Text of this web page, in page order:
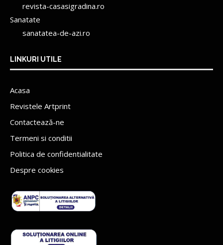
revista-casasigradina.ro
Sanatate
sanatatea-de-azi.ro
LINKURI UTILE
Acasa
Revistele Artprint
Contactează-ne
Termeni si conditii
Politica de confidentialitate
Despre cookies